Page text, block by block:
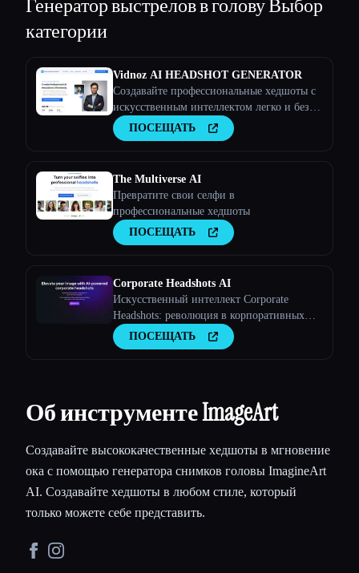
Генератор выстрелов в головуВыбор
категории
Vidnoz AI HEADSHOT GENERATOR
Создавайте профессиональные хедшоты с
искусственным интеллектом легко и без
усилийПОСЕЩАТЬ
The Multiverse AI
Превратите свои селфи в
профессиональные хедшоты
ПОСЕЩАТЬ
Corporate Headshots AI
Искусственный интеллект Corporate
Headshots: революция в корпоративных
портретах с помощью искусственного
интеллекта
ПОСЕЩАТЬ
Об инструменте ImageArt
Создавайте высококачественные хедшоты в мгновение
ока с помощью генератора снимков головы ImagineArt
AI. Создавайте хедшоты в любом стиле, который
только можете себе представить.